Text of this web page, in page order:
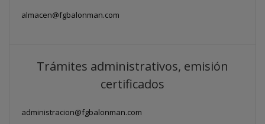
almacen@fgbalonman.com
Trámites administrativos, emisión
certificados
administracion@fgbalonman.com